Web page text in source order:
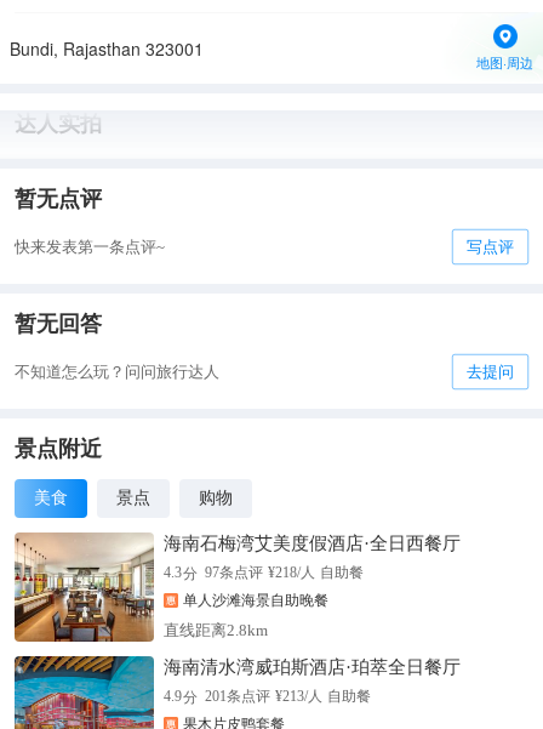
Bundi, Rajasthan 323001
地图·周边
达人实拍
暂无点评
快来发表第一条点评~ 写点评
暂无回答
不知道怎么玩？问问旅行达人 去提问
景点附近
美食 景点 购物
海南石梅湾艾美度假酒店·全日西餐厅
4.3分 97条点评 ¥218/人 自助餐
单人沙滩海景自助晚餐
直线距离2.8km
海南清水湾威珀斯酒店·珀萃全日餐厅
4.9分 201条点评 ¥213/人 自助餐
果木片皮鸭套餐